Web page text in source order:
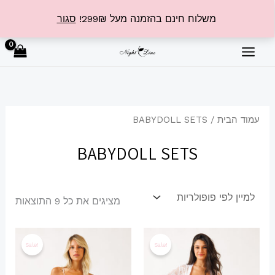
משלוח חינם בהזמנה מעל 299₪! סגור
עמוד הבית/ BABYDOLL SETS
BABYDOLL SETS
מציגים את כל ⁦9⁩ התוצאות
לפי
Sale!
המחיר
המקורי
היה:
₪299.99.
הנוכחי
הוא:
₪209.99.
זה
Sale!
המחיר
המקורי
היה:
₪219.99.
הוא:
₪153.99.
זה